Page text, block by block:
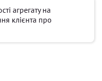
агрегату на
клієнта про